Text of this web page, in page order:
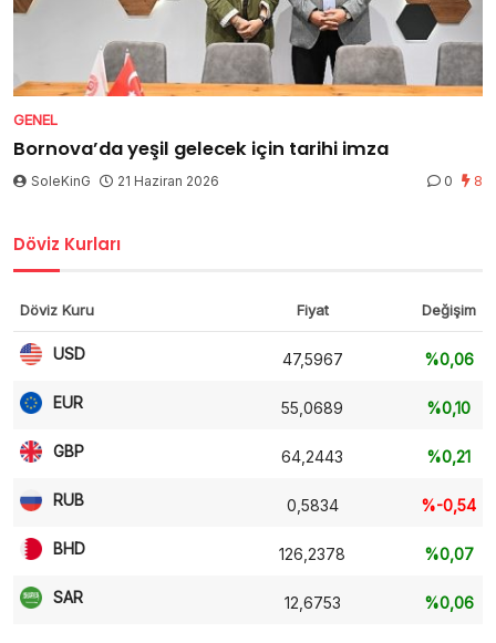
GENEL
Bornova’da yeşil gelecek için tarihi imza
SoleKinG 21 Haziran 2026 0 8
Döviz Kurları
Döviz Kuru Fiyat Değişim
USD 47,5967 %0,06
EUR 55,0689 %0,10
GBP 64,2443 %0,21
RUB 0,5834 %-0,54
BHD 126,2378 %0,07
SAR 12,6753 %0,06